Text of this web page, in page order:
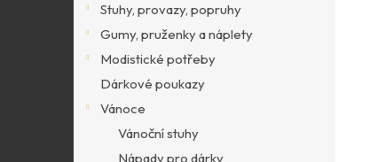
Stuhy, provazy, popruhy
Gumy, pruženky a náplety
Modistické potřeby
Dárkové poukazy
Vánoce
Vánoční stuhy
Nápady pro dárky